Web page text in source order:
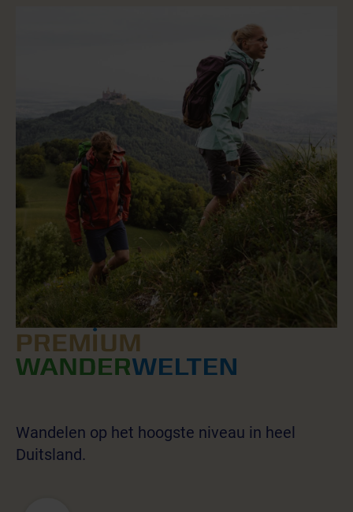
Wandelen op het hoogste niveau in heel
Duitsland.